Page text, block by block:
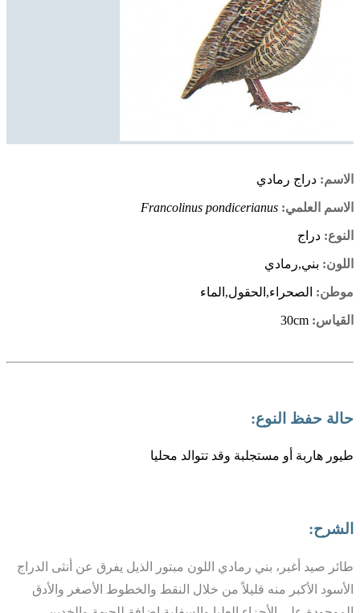
الاسم: دراج رمادي
الاسم العلمي: Francolinus pondicerianus
النوع: دراج
اللون: بني,رمادي
موطن: الصحراء,الحقول,الماء
القياس:
حالة حفظ النوع:
طيور هاربة أو مستجلبة وقد تتوالد محليا
الشرح:
طائر صيد أغبر، بني رمادي اللون مبتور الذيل يفرق عن أنثى الدراج
الأسود الأكبر منه قليلاً من خلال النقط والخطوط الأصغر والأدق